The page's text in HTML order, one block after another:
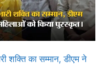
शक्ति का सम्मान, डीएम ने